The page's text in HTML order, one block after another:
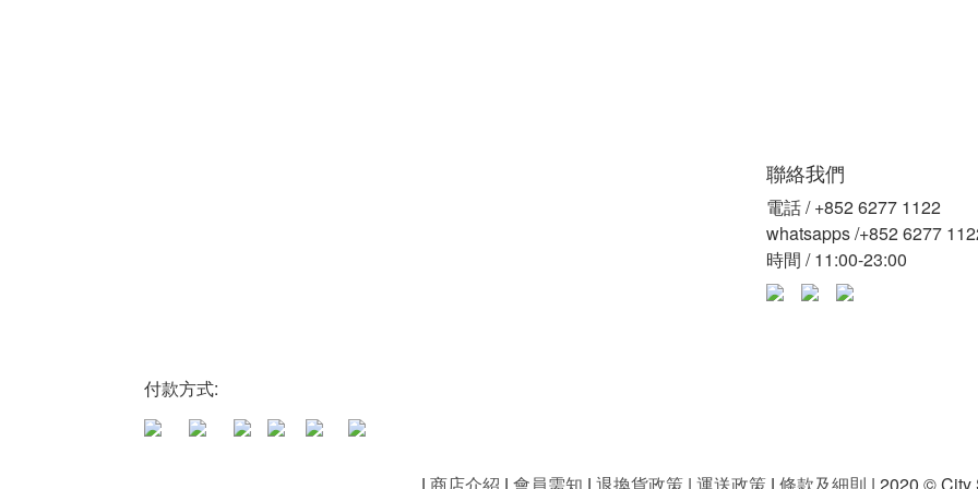
聯絡我們
電話 / +852 6277 1122
whatsapps /+852 6277
時間 / 11:00-23:00
付款方式: